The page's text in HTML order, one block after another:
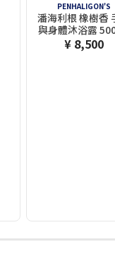
PENHALIGON'S
潘海利根 橡樹香
與身體沐浴露
¥ 8,500
4 5 6 7